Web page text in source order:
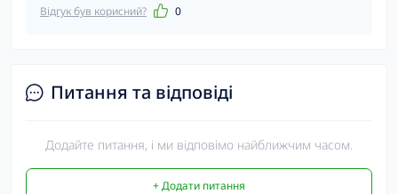
Відгук був корисний? 0
Питання та відповіді
Додайте питання, і ми відповімо найближчим часом.
+ Додати питання